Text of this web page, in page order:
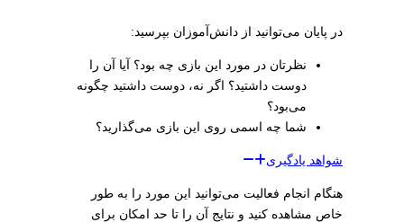
در پایان می‌توانید از دانش‌آموزان بپرسید:
نظرتان در مورد این بازی چه بود؟ آیا آن را
دوست داشتید؟ اگر نه، دوست داشتید چگونه
می‌بود؟
شما چه اسمی روی این بازی می‌گذارید؟
شواهد یادگیری
هنگام انجام فعالیت می‌توانید این مورد را به طور
خاص مشاهده کنید و نتایج آن را تا حد امکان برای